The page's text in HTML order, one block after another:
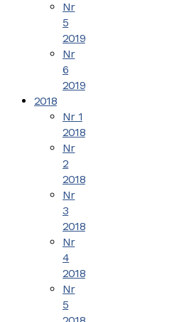
Nr
5
2019
Nr
6
2019
2018
Nr 1
2018
Nr
2
2018
Nr
3
2018
Nr
4
2018
Nr
5